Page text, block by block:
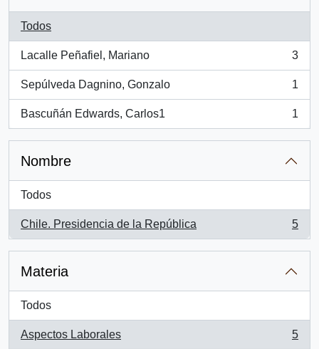
Todos
Lacalle Peñafiel, Mariano
, 3 resultados
3
Sepúlveda Dagnino, Gonzalo
, 1 resultados
1
Bascuñán Edwards, Carlos1
, 1 resultados
1
Nombre
Todos
Chile. Presidencia de la República
, 5 resultados
5
Materia
Todos
Aspectos Laborales
, 5 resultados
5